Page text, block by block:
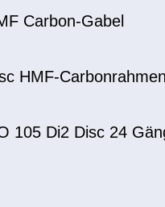
Carbon-Gabel
HMF-Carbonrahmen
105 Di2 Disc 24